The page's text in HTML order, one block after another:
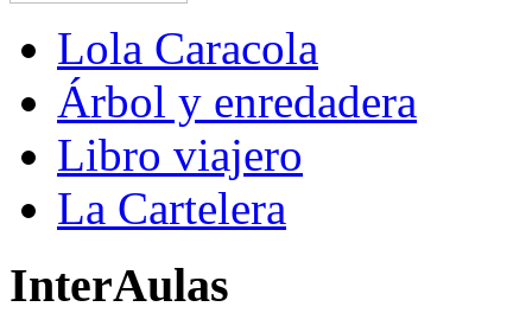
Lola Caracola
Árbol y enredadera
Libro viajero
La Cartelera
InterAulas